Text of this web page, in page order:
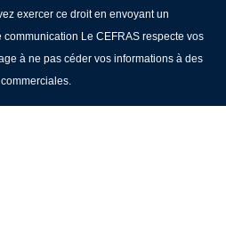
exercer ce droit en envoyant un
Le CEFRAS respecte vos
à ne pas céder vos informations à des